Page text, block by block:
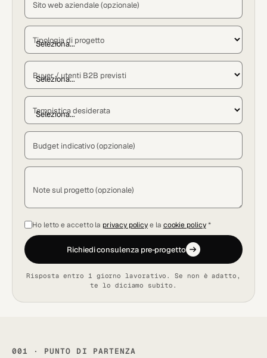
Sito web aziendale (opzionale)
Tipologia di progetto
Buyer / utenti B2B previsti
Tempistica desiderata
Budget indicativo (opzionale)
Note sul progetto (opzionale)
Ho letto e accetto la privacy policye la cookie policy*
Richiedi consulenza pre-progetto
Risposta entro 1 giorno lavorativo. Se non è adatto,
te lo diciamo subito.
001 · PUNTO DI PARTENZA